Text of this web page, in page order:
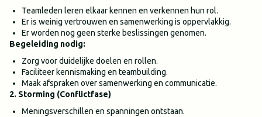
Teamleden leren elkaar kennen en verkennen hun rol.
Er is weinig vertrouwen en samenwerking is oppervlakkig.
Er worden nog geen sterke beslissingen genomen.
Begeleiding nodig:
Zorg voor duidelijke doelen en rollen.
Faciliteer kennismaking en teambuilding.
Maak afspraken over samenwerking en communicatie.
2. Storming (Conflictfase)
Meningsverschillen en spanningen ontstaan.